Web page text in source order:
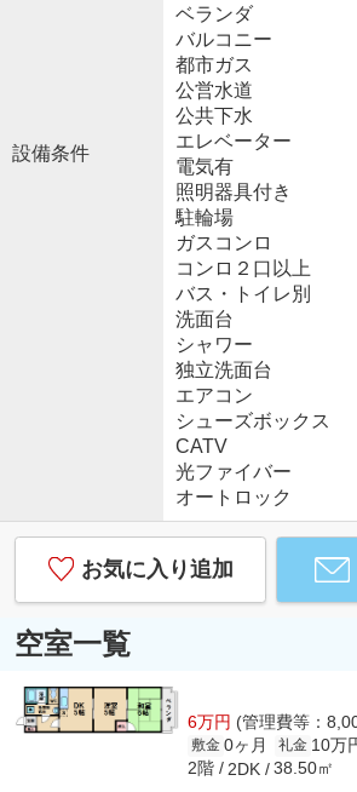
設備条件
ベランダ
バルコニー
都市ガス
公営水道
公共下水
エレベーター
電気有
照明器具付き
駐輪場
ガスコンロ
コンロ２口以上
バス・トイレ別
洗面台
シャワー
独立洗面台
エアコン
シューズボックス
CATV
光ファイバー
オートロック
お気に入り追加
空室一覧
6万円 (管理費等：
敷金 0ヶ月 礼金 10万
2階 2DK 38.50㎡